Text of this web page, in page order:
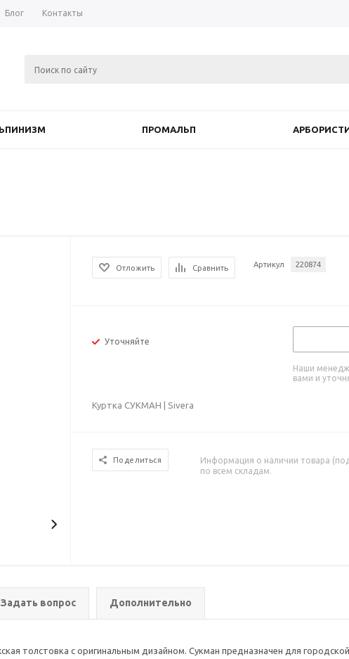
Блог Контакты
ПРОМАЛЬП
Отложить Сравнить Артикул 220874
Уточняйте
Наши
вами и
Куртка СУКМАН | Sivera
Поделиться
Информация о наличии товара
по всем складам.
Задать вопрос Дополнительно
толстовка с оригинальным дизайном. Сукман предназначен для городской